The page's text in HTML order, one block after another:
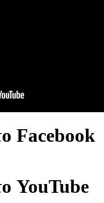
Facebook
YouTube